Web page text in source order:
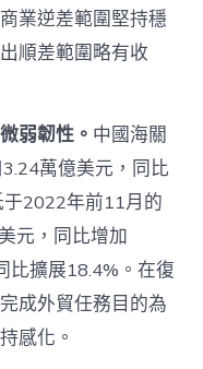
業逆差範圍堅持穩
順差範圍略有收
弱韌性。 中國海關
萬億美元，同比
2022年前11月的
元，同比增加
比擴展18.4%。在復
成外貿任務目的為
感化。